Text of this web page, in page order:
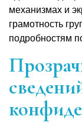
механизмах и
грамотность
подробностям